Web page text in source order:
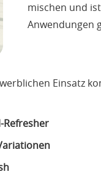
mischen und
Anwendungen
Einsatz
Refresher